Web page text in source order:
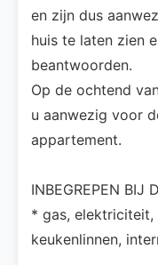
en zijn dus
huis te laten zien
beantwoorden.
Op de ochtend
u aanwezig voor
appartement.
INBEGREPEN BIJ
* gas, elektriciteit,
keukenlinnen,